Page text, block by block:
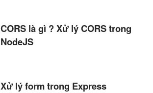
CORS là gì ? Xử lý CORS trong
NodeJS
Xử lý form trong Express